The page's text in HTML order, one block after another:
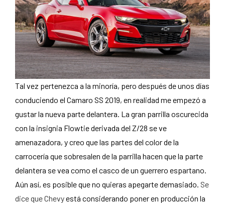
Tal vez pertenezca a la minoría, pero después de unos días
conduciendo el Camaro SS 2019, en realidad me empezó a
gustar la nueva parte delantera. La gran parrilla oscurecida
con la insignia Flowtie derivada del Z/28 se ve
amenazadora, y creo que las partes del color de la
carrocería que sobresalen de la parrilla hacen que la parte
delantera se vea como el casco de un guerrero espartano.
Aún así, es posible que no quieras apegarte demasiado. Se
dice que Chevyestá considerando poner en producción la